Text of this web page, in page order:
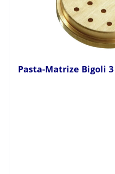
Pasta-Matrize Bigoli